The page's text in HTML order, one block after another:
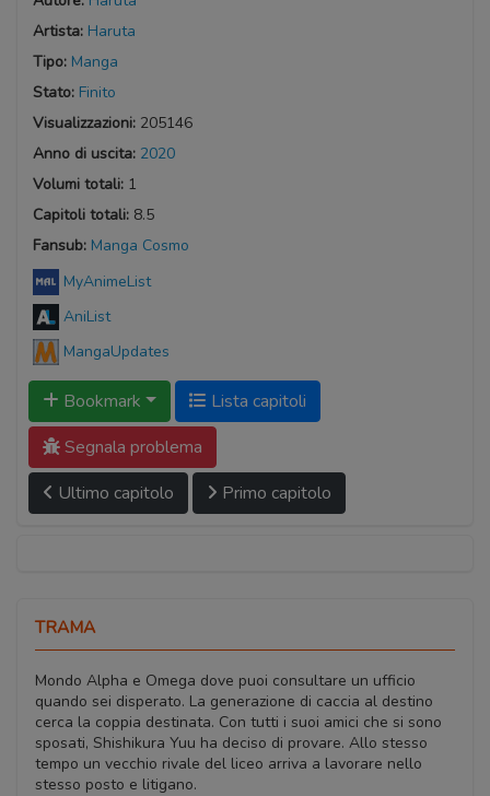
Artista: Haruta
Tipo: Manga
Stato: Finito
Visualizzazioni: 205146
Anno di uscita: 2020
Volumi totali: 1
Capitoli totali: 8.5
Fansub: Manga Cosmo
MyAnimeList
AniList
MangaUpdates
Bookmark
Lista capitoli
Segnala problema
Ultimo capitolo
Primo capitolo
TRAMA
Mondo Alpha e Omega dove puoi consultare un ufficio
quando sei disperato. La generazione di caccia al destino
cerca la coppia destinata. Con tutti i suoi amici che si sono
sposati, Shishikura Yuu ha deciso di provare. Allo stesso
tempo un vecchio rivale del liceo arriva a lavorare nello
stesso posto e litigano.